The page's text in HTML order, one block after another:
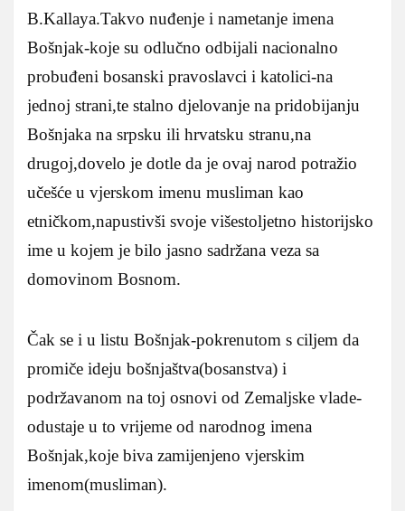
B.Kallaya.Takvo nuđenje i nametanje imena
Bošnjak-koje su odlučno odbijali nacionalno
probuđeni bosanski pravoslavci i katolici-na
jednoj strani,te stalno djelovanje na pridobijanju
Bošnjaka na srpsku ili hrvatsku stranu,na
drugoj,dovelo je dotle da je ovaj narod potražio
učešće u vjerskom imenu musliman kao
etničkom,napustivši svoje višestoljetno historijsko
ime u kojem je bilo jasno sadržana veza sa
domovinom Bosnom.
Čak se i u listu Bošnjak-pokrenutom s ciljem da
promiče ideju bošnjaštva(bosanstva) i
podržavanom na toj osnovi od Zemaljske vlade-
odustaje u to vrijeme od narodnog imena
Bošnjak,koje biva zamijenjeno vjerskim
imenom(musliman).